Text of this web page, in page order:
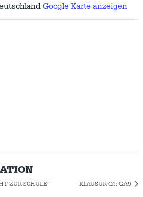
Google Karte anzeigen
ZUR SCHULE” KLAUSUR Q1: GA9